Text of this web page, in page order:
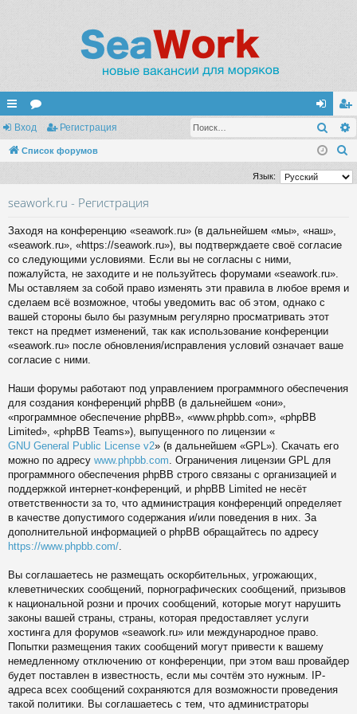
с
ы
и
ор
ум
хо
д
ег
ис
тр
Вход Регистрация
Список форумов
и
Язык:
seawork.ru - Регистрация
Заходя на конференцию «seawork.ru» (в дальнейшем «мы», «наш»,
«seawork.ru», «https://seawork.ru»), вы подтверждаете своё согласие
со следующими условиями. Если вы не согласны с ними,
пожалуйста, не заходите и не пользуйтесь форумами «seawork.ru».
Мы оставляем за собой право изменять эти правила в любое время и
сделаем всё возможное, чтобы уведомить вас об этом, однако с
вашей стороны было бы разумным регулярно просматривать этот
текст на предмет изменений, так как использование конференции
«seawork.ru» после обновления/исправления условий означает ваше
согласие с ними.
Наши форумы работают под управлением программного обеспечения
для создания конференций phpBB (в дальнейшем «они»,
«программное обеспечение phpBB», «www.phpbb.com», «phpBB
Limited», «phpBB Teams»), выпущенного по лицензии «
GNU General Public License v2» (в дальнейшем «GPL»). Скачать его
можно по адресу www.phpbb.com . Ограничения лицензии GPL для
программного обеспечения phpBB строго связаны с организацией и
поддержкой интернет-конференций, и phpBB Limited не несёт
ответственности за то, что администрация конференций определяет
в качестве допустимого содержания и/или поведения в них. За
дополнительной информацией о phpBB обращайтесь по адресу
https://www.phpbb.com/
Вы соглашаетесь не размещать оскорбительных, угрожающих,
клеветнических сообщений, порнографических сообщений, призывов
к национальной розни и прочих сообщений, которые могут нарушить
законы вашей страны, страны, которая предоставляет услуги
хостинга для форумов «seawork.ru» или международное право.
Попытки размещения таких сообщений могут привести к вашему
немедленному отключению от конференции, при этом ваш провайдер
будет поставлен в известность, если мы сочтём это нужным. IP-
адреса всех сообщений сохраняются для возможности проведения
такой политики. Вы соглашаетесь с тем, что администраторы